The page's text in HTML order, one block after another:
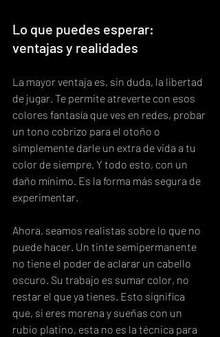
Lo que puedes esperar:
ventajas y realidades
La mayor ventaja es, sin duda, la libertad
de jugar. Te permite atreverte con esos
colores fantasía que ves en redes, probar
un tono cobrizo para el otoño o
simplemente darle un extra de vida a tu
color de siempre. Y todo esto, con un
daño mínimo. Es la forma más segura de
experimentar.
Ahora, seamos realistas sobre lo que no
puede hacer. Un tinte semipermanente
no tiene el poder de aclarar un cabello
oscuro. Su trabajo es sumar color, no
restar el que ya tienes. Esto significa
que, si eres morena y sueñas con un
rubio platino, esta no es la técnica para